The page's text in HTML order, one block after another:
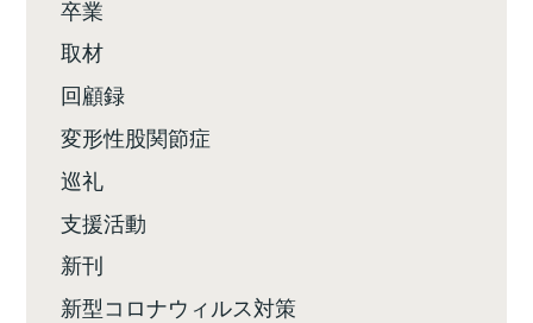
卒業
取材
回顧録
変形性股関節症
巡礼
支援活動
新刊
新型コロナウィルス対策